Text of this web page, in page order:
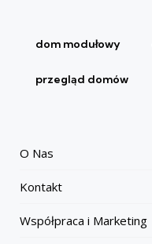
dom modułowy
przegląd domów
O Nas
Kontakt
Współpraca i Marketing